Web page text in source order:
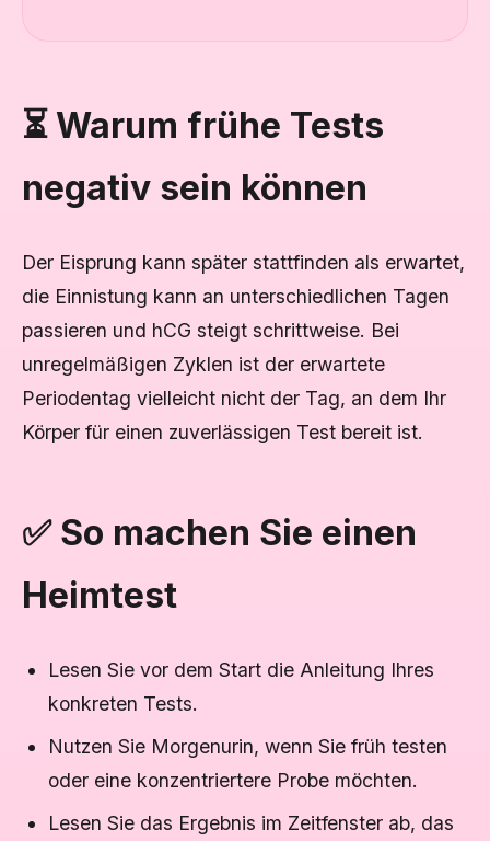
⏳ Warum frühe Tests
negativ sein können
Der Eisprung kann später stattfinden als erwartet,
die Einnistung kann an unterschiedlichen Tagen
passieren und hCG steigt schrittweise. Bei
unregelmäßigen Zyklen ist der erwartete
Periodentag vielleicht nicht der Tag, an dem Ihr
Körper für einen zuverlässigen Test bereit ist.
✅ So machen Sie einen
Heimtest
Lesen Sie vor dem Start die Anleitung Ihres
konkreten Tests.
Nutzen Sie Morgenurin, wenn Sie früh testen
oder eine konzentriertere Probe möchten.
Lesen Sie das Ergebnis im Zeitfenster ab, das